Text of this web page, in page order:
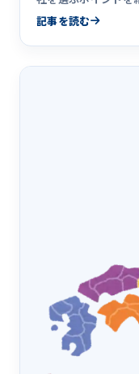
コツについても解説。
記事を読む